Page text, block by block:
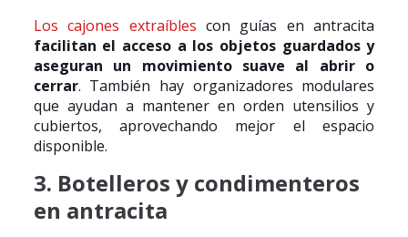
Los cajones extraíbles con guías en antracita
facilitan el acceso a los objetos guardados y
aseguran un movimiento suave al abrir o
cerrar. También hay organizadores modulares
que ayudan a mantener en orden utensilios y
cubiertos, aprovechando mejor el espacio
disponible.
3. Botelleros y condimenteros
en antracita